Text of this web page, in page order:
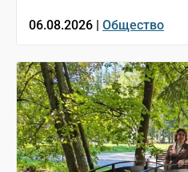
06.08.2026 | Общество